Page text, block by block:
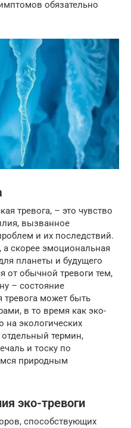
обязательно
тревога, – это чувство
вызванное
и их последствий.
а скорее эмоциональная
планеты и будущего
от обычной тревоги тем,
– состояние
может быть
в то время как эко-
на экологических
отдельный термин,
и тоску по
природным
эко-тревоги
способствующих